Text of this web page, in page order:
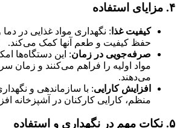
۴. مزایای استفاده
کیفیت غذا : نگهداری مواد غذایی در
حفظ کیفیت و طعم آنها کمک می‌کند.
صرفه‌جویی در زمان: این دستگاه‌ها
مواد اولیه را فراهم می‌کنند و زمان
می‌دهند.
افزایش کارایی: با سازماندهی و
منظم، کارایی کارکنان در آشپزخانه
۵. نکات مهم در نگهداری و استفاده